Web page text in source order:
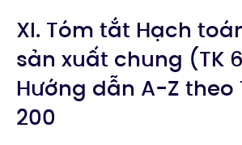
XI. Tóm tắt Hạch
sản xuất chung (TK
Hướng dẫn A-Z theo
200